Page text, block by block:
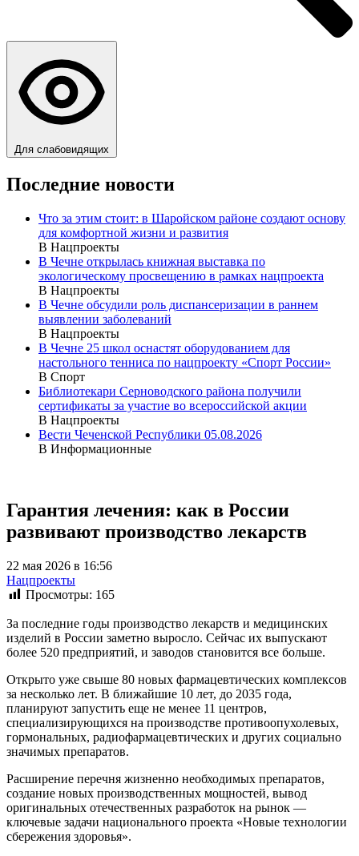
Для слабовидящих
Последние новости
Что за этим стоит: в Шаройском районе создают основу
для комфортной жизни и развития
В Нацпроекты
В Чечне открылась книжная выставка по
экологическому просвещению в рамках нацпроекта
В Нацпроекты
В Чечне обсудили роль диспансеризации в раннем
выявлении заболеваний
В Нацпроекты
В Чечне 25 школ оснастят оборудованием для
настольного тенниса по нацпроекту «Спорт России»
В Спорт
Библиотекари Серноводского района получили
сертификаты за участие во всероссийской акции
В Нацпроекты
Вести Чеченской Республики 05.08.2026
В Информационные
Гарантия лечения: как в России
развивают производство лекарств
22 мая 2026 в 16:56
Нацпроекты
Просмотры: 165
За последние годы производство лекарств и медицинских
изделий в России заметно выросло. Сейчас их выпускают
более 520 предприятий, и заводов становится все больше.
Открыто уже свыше 80 новых фармацевтических комплексов
за несколько лет. В ближайшие 10 лет, до 2035 года,
планируют запустить еще не менее 11 центров,
специализирующихся на производстве противоопухолевых,
гормональных, радиофармацевтических и других социально
значимых препаратов.
Расширение перечня жизненно необходимых препаратов,
создание новых производственных мощностей, вывод
оригинальных отечественных разработок на рынок —
ключевые задачи национального проекта «Новые технологии
сбережения здоровья».